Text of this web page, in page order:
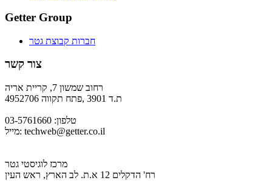
Getter Group
חברות קבוצת גטר
צור קשר
רחוב שמשון 7, קריית אריה
ת.ד 3901 ,פתח תקווה 4952706
טלפון: 03-5761660
מייל: techweb@getter.co.il
מרכז לוגיסטי גטר
רח' הדקלים 12 א.ת. לב הארץ, ראש העין